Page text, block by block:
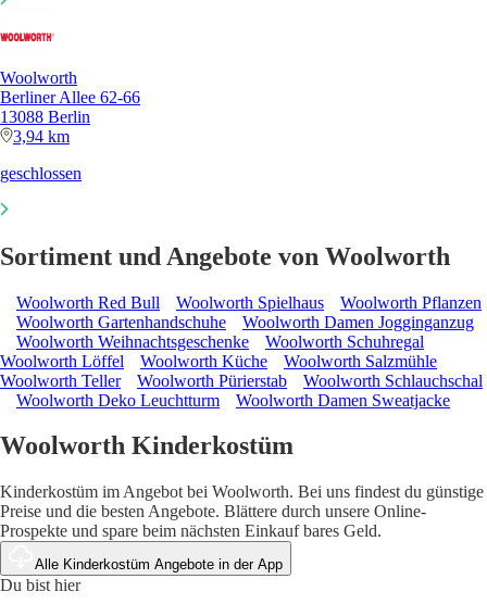
Woolworth
Berliner Allee 62-66
13088 Berlin
3,94 km
geschlossen
Sortiment und Angebote von Woolworth
Woolworth Red Bull Woolworth Spielhaus
Woolworth Pflanzen
Woolworth Gartenhandschuhe
Woolworth Damen Jogginganzug
Woolworth Weihnachtsgeschenke
Woolworth Schuhregal
Woolworth Löffel
Woolworth Küche
Woolworth Salzmühle
Woolworth Teller
Woolworth Pürierstab
Woolworth Schlauchschal
Woolworth Deko Leuchtturm
Woolworth Damen Sweatjacke
Woolworth Kinderkostüm
Kinderkostüm im Angebot bei Woolworth. Bei uns findest du günstige
Preise und die besten Angebote. Blättere durch unsere Online-
Prospekte und spare beim nächsten Einkauf bares Geld.
Alle Kinderkostüm Angebote in der App
Du bist hier